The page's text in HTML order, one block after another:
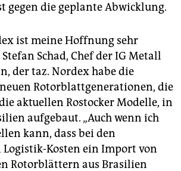
gegen die geplante Abwicklung.
ist meine Hoffnung sehr
Schad, Chef der IG Metall
der taz. Nordex habe die
Rotorblattgenerationen, die
aktuellen Rostocker Modelle, in
aufgebaut. „Auch wenn ich
kann, dass bei den
Kosten ein Import von
Rotorblättern aus Brasilien